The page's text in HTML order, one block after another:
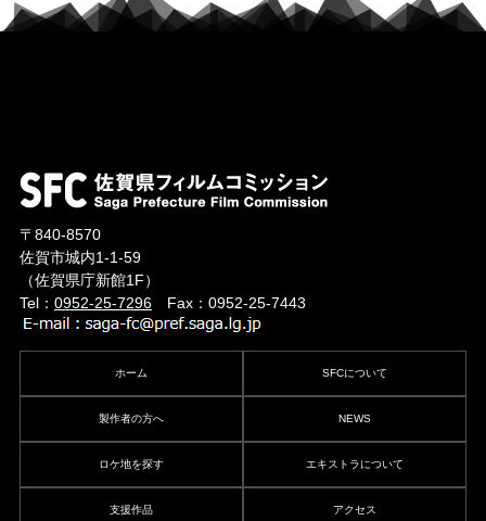
〒840-8570
佐賀市城内1-1-59
（佐賀県庁新館1F）
Tel： 0952-25-7296Fax：0952-25-7443
ホーム SFCについて
製作者の方へ NEWS
ロケ地を探す エキストラについて
支援作品 アクセス